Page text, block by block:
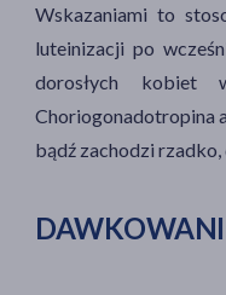
Wskazaniami to
luteinizacji po
dorosłych kobiet
Choriogonadotropina
bądź zachodzi